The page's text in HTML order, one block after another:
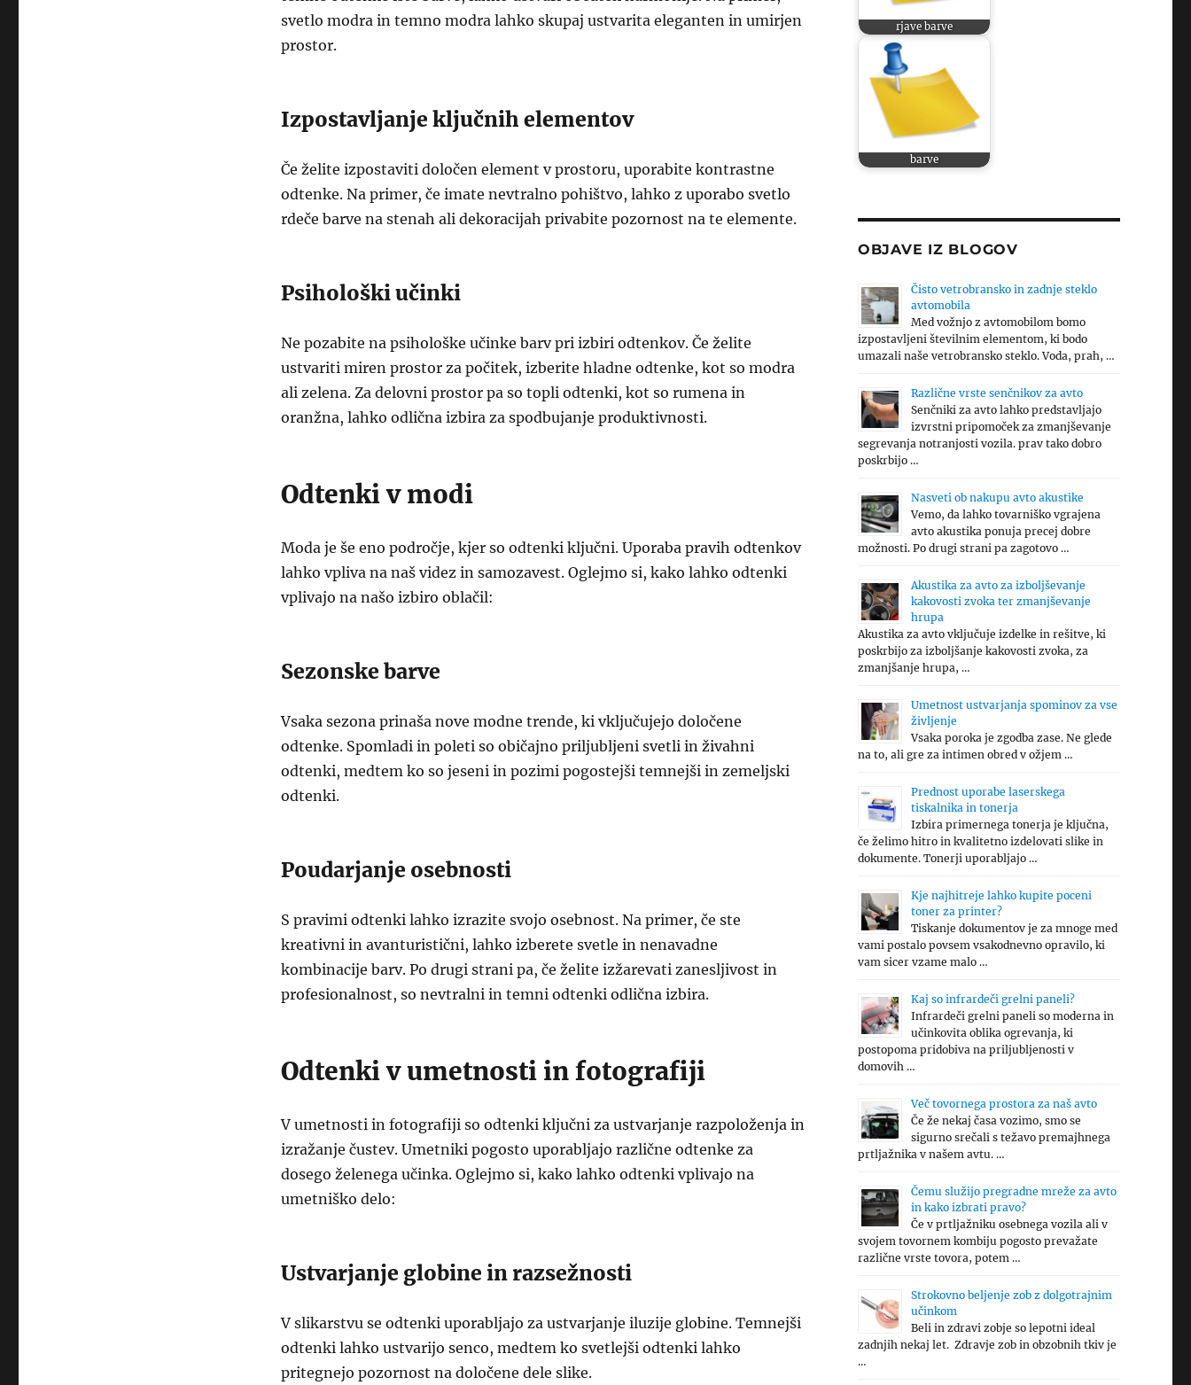
svetlo modra in temno modra lahko skupaj ustvarita eleganten in umirjen
prostor.
Izpostavljanje ključnih elementov
Če želite izpostaviti določen element v prostoru, uporabite kontrastne
odtenke. Na primer, če imate nevtralno pohištvo, lahko z uporabo svetlo
rdeče barve na stenah ali dekoracijah privabite pozornost na te elemente.
Psihološki učinki
Ne pozabite na psihološke učinke barv pri izbiri odtenkov. Če želite
ustvariti miren prostor za počitek, izberite hladne odtenke, kot so modra
ali zelena. Za delovni prostor pa so topli odtenki, kot so rumena in
oranžna, lahko odlična izbira za spodbujanje produktivnosti.
Odtenki v modi
Moda je še eno področje, kjer so odtenki ključni. Uporaba pravih odtenkov
lahko vpliva na naš videz in samozavest. Oglejmo si, kako lahko odtenki
vplivajo na našo izbiro oblačil:
Sezonske barve
Vsaka sezona prinaša nove modne trende, ki vključujejo določene
odtenke. Spomladi in poleti so običajno priljubljeni svetli in živahni
odtenki, medtem ko so jeseni in pozimi pogostejši temnejši in zemeljski
odtenki.
Poudarjanje osebnosti
S pravimi odtenki lahko izrazite svojo osebnost. Na primer, če ste
kreativni in avanturistični, lahko izberete svetle in nenavadne
kombinacije barv. Po drugi strani pa, če želite izžarevati zanesljivost in
profesionalnost, so nevtralni in temni odtenki odlična izbira.
Odtenki v umetnosti in fotografiji
V umetnosti in fotografiji so odtenki ključni za ustvarjanje razpoloženja in
izražanje čustev. Umetniki pogosto uporabljajo različne odtenke za
dosego želenega učinka. Oglejmo si, kako lahko odtenki vplivajo na
umetniško delo:
Ustvarjanje globine in razsežnosti
V slikarstvu se odtenki uporabljajo za ustvarjanje iluzije globine. Temnejši
odtenki lahko ustvarijo senco, medtem ko svetlejši odtenki lahko
pritegnejo pozornost na določene dele slike.
rjave barve
barve
OBJAVE IZ BLOGOV
Čisto vetrobransko in zadnje steklo
avtomobila
Med vožnjo z avtomobilom bomo
izpostavljeni številnim elementom, ki bodo
umazali naše vetrobransko steklo. Voda, prah, …
Različne vrste senčnikov za avto
Senčniki za avto lahko predstavljajo
izvrstni pripomoček za zmanjševanje
segrevanja notranjosti vozila. prav tako dobro
poskrbijo …
Nasveti ob nakupu avto akustike
Vemo, da lahko tovarniško vgrajena
avto akustika ponuja precej dobre
možnosti. Po drugi strani pa zagotovo …
Akustika za avto za izboljševanje
kakovosti zvoka ter zmanjševanje
hrupa
Akustika za avto vključuje izdelke in rešitve, ki
poskrbijo za izboljšanje kakovosti zvoka, za
zmanjšanje hrupa, …
Umetnost ustvarjanja spominov za vse
življenje
Vsaka poroka je zgodba zase. Ne glede
na to, ali gre za intimen obred v ožjem …
Prednost uporabe laserskega
tiskalnika in tonerja
Izbira primernega tonerja je ključna,
če želimo hitro in kvalitetno izdelovati slike in
dokumente. Tonerji uporabljajo …
Kje najhitreje lahko kupite poceni
toner za printer?
Tiskanje dokumentov je za mnoge med
vami postalo povsem vsakodnevno opravilo, ki
vam sicer vzame malo …
Kaj so infrardeči grelni paneli?
Infrardeči grelni paneli so moderna in
učinkovita oblika ogrevanja, ki
postopoma pridobiva na priljubljenosti v
domovih …
Več tovornega prostora za naš avto
Če že nekaj časa vozimo, smo se
sigurno srečali s težavo premajhnega
prtljažnika v našem avtu. …
Čemu služijo pregradne mreže za avto
in kako izbrati pravo?
Če v prtljažniku osebnega vozila ali v
svojem tovornem kombiju pogosto prevažate
različne vrste tovora, potem …
Strokovno beljenje zob z dolgotrajnim
učinkom
Beli in zdravi zobje so lepotni ideal
zadnjih nekaj let. Zdravje zob in obzobnih tkiv je
…